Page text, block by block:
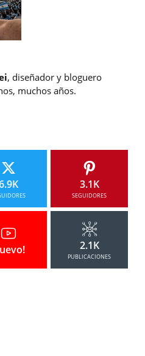
, diseñador y bloguero
muchos años.
3.1K
SEGUIDORES
2.1K
PUBLICACIONES